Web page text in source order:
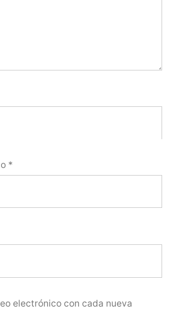
*
electrónico con cada nueva